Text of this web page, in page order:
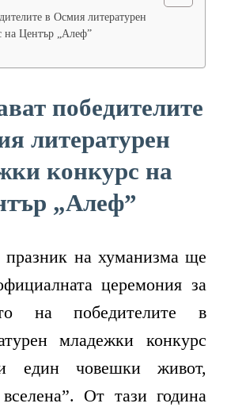
в Осмия литературен
на Център „Алеф”
победителите
литературен
конкурс на
„Алеф”
на хуманизма ще
церемония за
на победителите в
младежки конкурс
един човешки живот,
От тази година